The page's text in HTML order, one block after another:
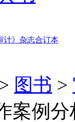
计》杂志合订本
> 图书 >
案例分